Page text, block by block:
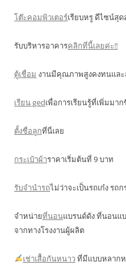
โต๊ะคอมพิวเตอร์เรียบหรู ดีไซน์สุด
รับบริหารอาคารคลิกที่นี้เลยค่ะ!!
ตู้เชื่อม งานมีคุณภาพสูงคงทนและ
เรียน gedเพื่อการเรียนรู้ที่เพิ่มมา
ตั้งชื่อลูกที่นี่เลย
กระเป๋าผ้าราคาเริ่มต้นที่ 9 บาท
รับจำนำรถไม่ว่าจะเป็นรถเก๋ง รถ
จำหน่ายที่นอนแบรนด์ดัง ที่นอนแ
จากทางโรงงานผู้ผลิต
เช่าเสื้อกันหนาวที่มีแบบหลากห